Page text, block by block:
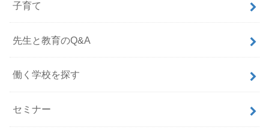
子育て
先生と教育のQ&A
働く学校を探す
セミナー